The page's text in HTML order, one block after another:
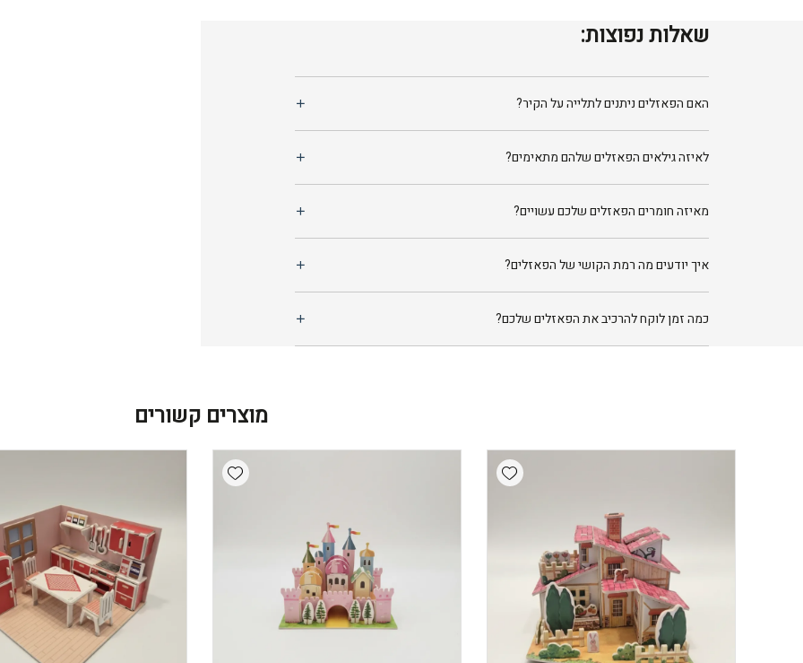
שאלות נפוצות:
האם הפאזלים ניתנים לתלייה על הקיר?
לאיזה גילאים הפאזלים שלהם מתאימים?
מאיזה חומרים הפאזלים שלכם עשויים?
איך יודעים מה רמת הקושי של הפאזלים?
כמה זמן לוקח להרכיב את הפאזלים שלכם?
מוצרים קשורים
Add wishlist
Add wishlist